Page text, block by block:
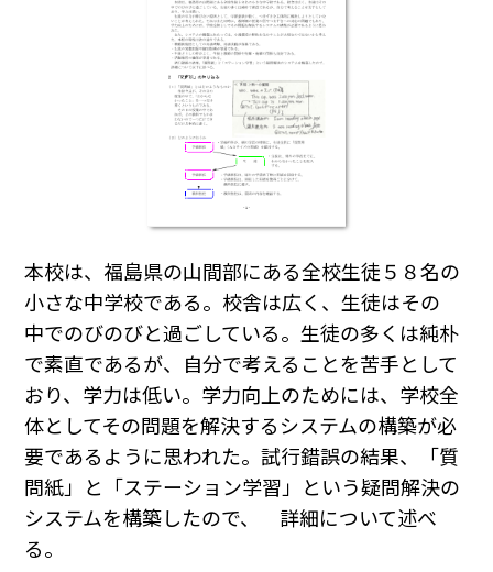
本校は、福島県の山間部にある全校生徒５８名の
小さな中学校である。校舎は広く、生徒はその
中でのびのびと過ごしている。生徒の多くは純朴
で素直であるが、自分で考えることを苦手として
おり、学力は低い。学力向上のためには、学校全
体としてその問題を解決するシステムの構築が必
要であるように思われた。試行錯誤の結果、「質
問紙」と「ステーション学習」という疑問解決の
システムを構築したので、 詳細について述べ
る。